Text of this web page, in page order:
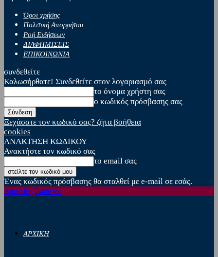
Όροι χρήσης
Πολιτική Απορρήτου
Ροή Ειδήσεων
ΔΙΑΦΗΜΙΣΕΙΣ
ΕΠΙΚΟΙΝΩΝΙΑ
συνδεθείτε
Καλωσήρθατε! Συνδεθείτε στον λογαριασμό σας
το όνομα χρήστη σας
ο κωδικός πρόσβασης σας
Ξεχάσατε τον κωδικό σας? ζήτα βοήθεια
cookies
ΑΝΑΚΤΗΣΗ ΚΩΔΙΚΟΥ
Ανακτήστε τον κωδικό σας
το email σας
Ένας κωδικός πρόσβασης θα σταλθεί με e-mail σε εσάς.
sporting24news
ΑΡΧΙΚΗ